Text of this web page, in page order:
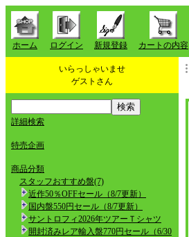
ホーム ログイン 新規登録 カートの内容
いらっしゃいませ
ゲストさん
詳細検索
特売企画
商品分類
スタッフおすすめ盤(7)
近作50％OFFセール（8/7更新）
国内盤550円セール（8/7更新）
サントロフィ2026年ツアーＴシャツ
開封済みレア輸入盤770円セール（6/30